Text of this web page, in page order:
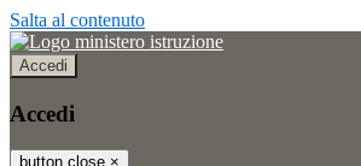
Salta al contenuto
Accedi
Accedi
button close ×